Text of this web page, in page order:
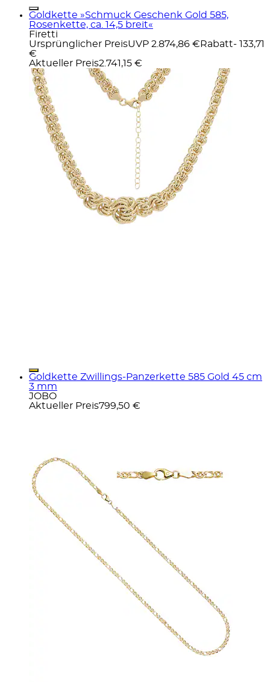
Goldkette »Schmuck Geschenk Gold 585,
Rosenkette, ca. 14,5 breit«
Firetti
Ursprünglicher PreisUVP 2.874,86 € Rabatt- 133,71
€
Aktueller Preis2.741,15 €
Goldkette Zwillings-Panzerkette 585 Gold 45 cm
3 mm
JOBO
Aktueller Preis799,50 €